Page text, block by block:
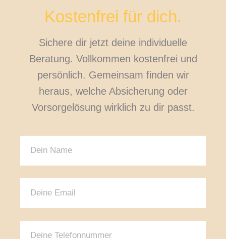
Kostenfrei für dich.
Sichere dir jetzt deine individuelle
Beratung. Vollkommen kostenfrei und
persönlich. Gemeinsam finden wir
heraus, welche Absicherung oder
Vorsorgelösung wirklich zu dir passt.